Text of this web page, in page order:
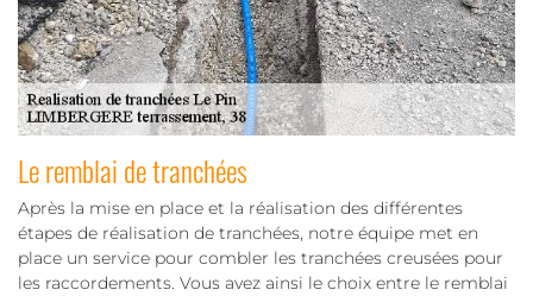
Le remblai de tranchées
Après la mise en place et la réalisation des différentes
étapes de réalisation de tranchées, notre équipe met en
place un service pour combler les tranchées creusées pour
les raccordements. Vous avez ainsi le choix entre le remblai